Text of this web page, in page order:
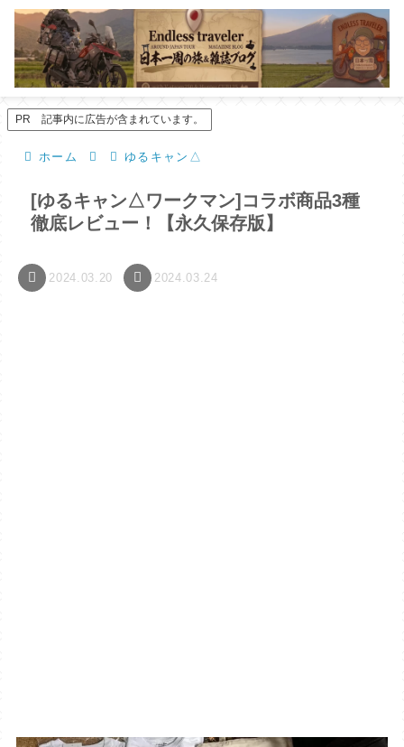
PR 記事内に広告が含まれています。
ホーム ゆるキャン△
[ゆるキャン△ワークマン]コラボ商品3種
徹底レビュー！【永久保存版】
2024.03.20 2024.03.24